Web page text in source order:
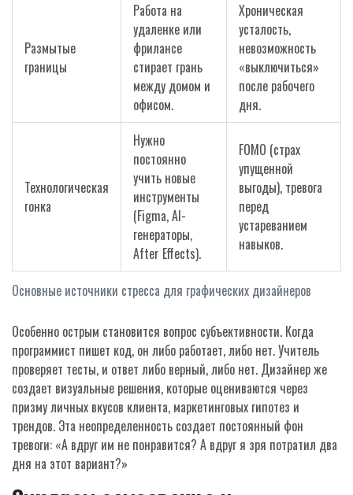
Основные источники стресса для графических дизайнеров
Размытые
границы
Работа на
удаленке или
фрилансе
стирает грань
между домом и
офисом.
Хроническая
усталость,
невозможность
«выключиться»
после рабочего
дня.
Технологическая
гонка
Нужно
постоянно
учить новые
инструменты
(Figma, AI-
генераторы,
After Effects).
FOMO (страх
упущенной
выгоды), тревога
перед
устареванием
навыков.
Особенно острым становится вопрос субъективности. Когда
программист пишет код, он либо работает, либо нет. Учитель
проверяет тесты, и ответ либо верный, либо нет. Дизайнер же
создает визуальные решения, которые оцениваются через
призму личных вкусов клиента, маркетинговых гипотез и
трендов. Эта неопределенность создает постоянный фон
тревоги: «А вдруг им не понравится? А вдруг я зря потратил два
дня на этот вариант?»